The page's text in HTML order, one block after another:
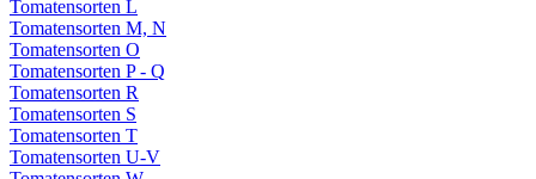
Tomatensorten L
Tomatensorten M, N
Tomatensorten O
Tomatensorten P - Q
Tomatensorten R
Tomatensorten S
Tomatensorten T
Tomatensorten U-V